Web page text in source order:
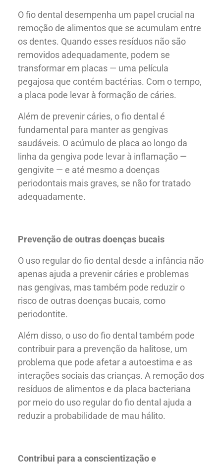
Quem Somos
O fio dental desempenha um papel crucial na
remoção de alimentos que se acumulam entre
os dentes. Quando esses resíduos não são
removidos adequadamente, podem se
transformar em placas — uma película
pegajosa que contém bactérias. Com o tempo,
a placa pode levar à formação de cáries.
Além de prevenir cáries, o fio dental é
fundamental para manter as gengivas
saudáveis. O acúmulo de placa ao longo da
linha da gengiva pode levar à inflamação —
gengivite — e até mesmo a doenças
periodontais mais graves, se não for tratado
adequadamente.
Prevenção de outras doenças bucais
O uso regular do fio dental desde a infância não
apenas ajuda a prevenir cáries e problemas
nas gengivas, mas também pode reduzir o
risco de outras doenças bucais, como
periodontite.
Além disso, o uso do fio dental também pode
contribuir para a prevenção da halitose, um
problema que pode afetar a autoestima e as
interações sociais das crianças. A remoção dos
resíduos de alimentos e da placa bacteriana
por meio do uso regular do fio dental ajuda a
reduzir a probabilidade de mau hálito.
Contribui para a conscientização e